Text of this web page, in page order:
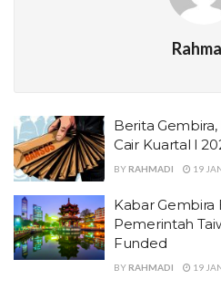
Berita
Cair Kuartal I
BY RAHMADI 19
Kabar Gembira
Pemerintah
Funded
BY RAHMADI 19